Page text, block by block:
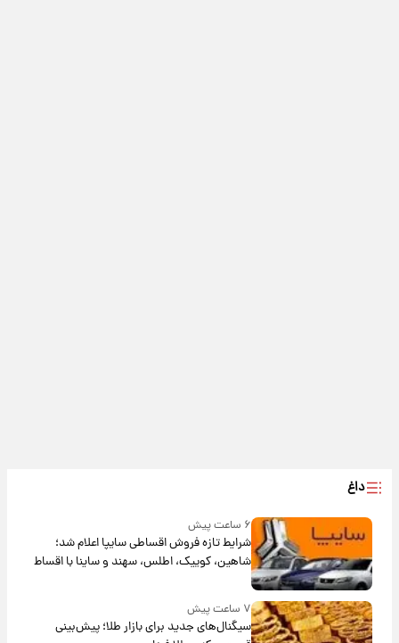
داغ
۶ ساعت پیش
شرایط تازه فروش اقساطی سایپا اعلام شد؛
شاهین، کوییک، اطلس، سهند و ساینا با اقساط
بلندمدت + جدول
۷ ساعت پیش
سیگنال‌های جدید برای بازار طلا؛ پیش‌بینی